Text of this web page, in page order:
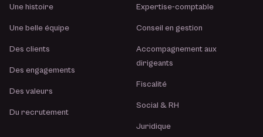
Une histoire
Une belle équipe
Des clients
Des engagements
Des valeurs
Du recrutement
Expertise-comptable
Conseil en gestion
Accompagnement aux
dirigeants
Fiscalité
Social & RH
Juridique